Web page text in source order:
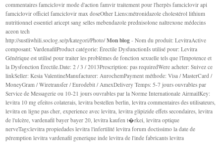
commentaires famciclovir mode d'action famvir traitement pour l'herpès famciclovir api
famciclovir officiel famciclovir max doseOther Liens:métronidazole cholestérol lithium
nutritionnel essentiel aricept sang selles mebendazole prednisolone naltrexone médecins
aceon tech
http://sustliwhili.soclog.se/p/kategori/Photo/Mon blog - Nom du produit: LevitraActive
composant: VardenafilProduct catégorie: Érectile DysfunctionIs utilisé pour: Levitra
Générique est utilisé pour traiter les problèmes de fonction sexuelle tels que l'Impotence et
la Dysfonction Érectile.Date: 2 / 3 / 2013Prescription: pas requiredWere acheter: Suivez ce
linkSeller: Kesia ValentineManufacturer: AurochemPayment méthode: Visa / MasterCard /
MoneyGram / Wiretransfer / Eurodebit / AmexDelivery Temps: 5-7 jours ouvrables par
Service de Messagerie ou 10-21 jours ouvrables par la Norme Internationale AirmailKey:
levitra 10 mg efeitos colaterais, levitra bestellen berlin, levitra commentaires des utilisateurs,
levitra en ligne pas cher, experience avec levitra, levitra glipizide effets secondaires, levitra
de l'ulcère, vardenafil bayer bayer 20, levitra kaufen t�rkei, levitra optique
nerveTags:levitra propiedades levitra l'infertilité levitra forum doctissimo la date de
péremption levitra vardenafil generique inde levitra de l'inde fabricants levitra